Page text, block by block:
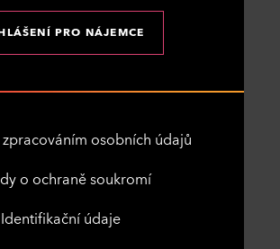
PRO NÁJEMCE
zpracováním osobních údajů
o ochraně soukromí
Identifikační údaje